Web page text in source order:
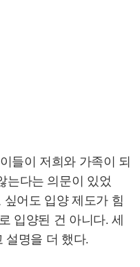
들이 저희와 가족이 되
는다는 의문이 있었
어도 입양 제도가 힘
입양된 건 아니다. 세
설명을 더 했다.